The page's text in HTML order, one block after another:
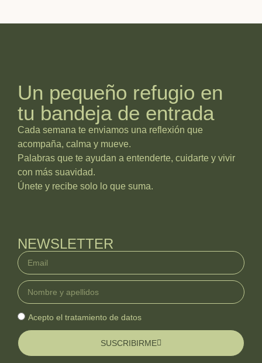
Un pequeño refugio en
tu bandeja de entrada
Cada semana te enviamos una reflexión que
acompaña, calma y mueve.
Palabras que te ayudan a entenderte, cuidarte y vivir
con más suavidad.
Únete y recibe solo lo que suma.
NEWSLETTER
Acepto el tratamiento de datos
SUSCRIBIRME